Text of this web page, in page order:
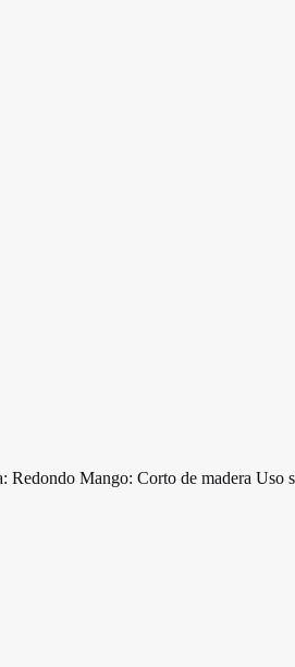
Mango: Corto de madera Uso